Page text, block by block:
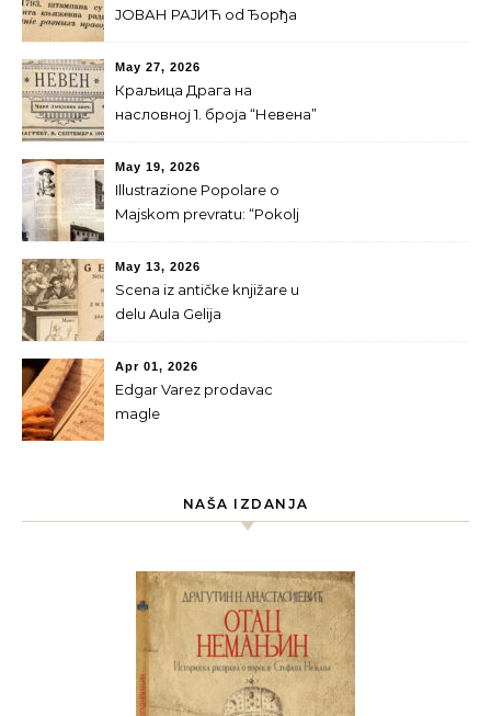
ЈОВАН РАЈИЋ od Ђорђa
May 27, 2026
Краљица Драга на
насловној 1. броја “Невена”
May 19, 2026
Illustrazione Popolare o
Majskom prevratu: “Pokolj
May 13, 2026
Scena iz antičke knjižare u
delu Aula Gelija
Apr 01, 2026
Edgar Varez prodavac
magle
NAŠA IZDANJA